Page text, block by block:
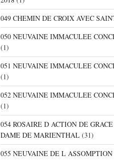
049 CHEMIN DE CROIX AVEC
050 NEUVAINE IMMACULEE
(1)
051 NEUVAINE IMMACULEE
(1)
052 NEUVAINE IMMACULEE
(1)
054 ROSAIRE D ACTION DE
DAME DE MARIENTHAL(31)
055 NEUVAINE DE L ASSOMPTION